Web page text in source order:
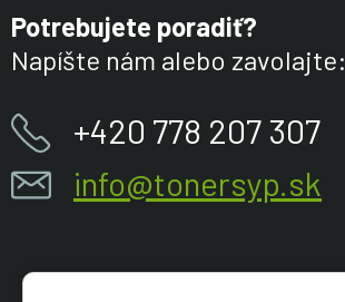
Potrebujete poradiť?
Napíšte nám alebo zavolajte:
+420 778 207 307
info@tonersyp.sk